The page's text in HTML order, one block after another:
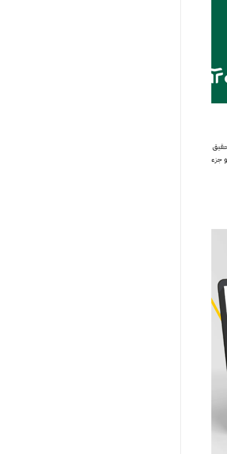
جزء